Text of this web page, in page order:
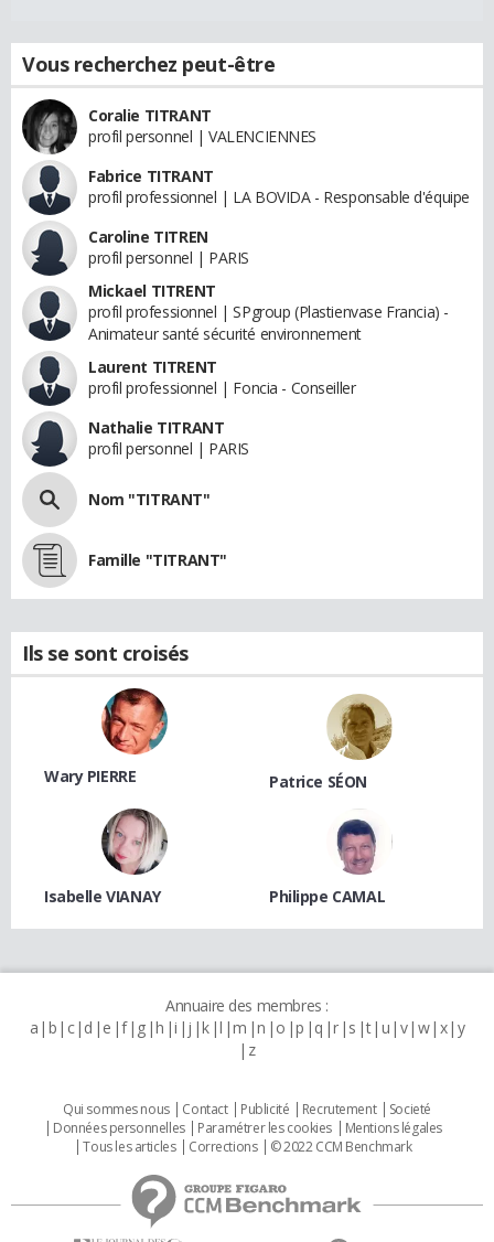
Vous recherchez peut-être
Coralie TITRANT
profil personnel | VALENCIENNES
Fabrice TITRANT
profil professionnel | LA BOVIDA - Responsable d'équipe
Caroline TITREN
profil personnel | PARIS
Mickael TITRENT
profil professionnel | SPgroup (Plastienvase Francia) -
Animateur santé sécurité environnement
Laurent TITRENT
profil professionnel | Foncia - Conseiller
Nathalie TITRANT
profil personnel | PARIS
Nom "TITRANT"
Famille "TITRANT"
Ils se sont croisés
Wary PIERRE Patrice SÉON
Isabelle VIANAY Philippe CAMAL
Annuaire des membres :
a b c d e f g h i j k l m n o p q r s t u v w x y
z
Qui sommes nous Contact Publicité Recrutement
Societé
Données personnelles
Paramétrer les cookies
Mentions légales
Tous les articles
Corrections © 2022 CCM Benchmark